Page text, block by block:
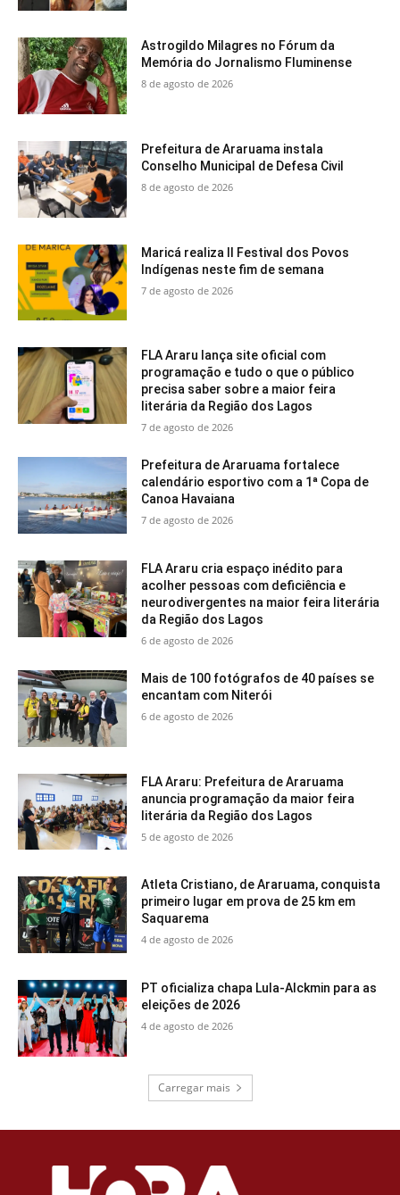
Astrogildo Milagres no Fórum da
Memória do Jornalismo Fluminense
8 de agosto de 2026
Prefeitura de Araruama instala
Conselho Municipal de Defesa Civil
8 de agosto de 2026
Maricá realiza II Festival dos Povos
Indígenas neste fim de semana
7 de agosto de 2026
FLA Araru lança site oficial com
programação e tudo o que o público
precisa saber sobre a maior feira
literária da Região dos Lagos
7 de agosto de 2026
Prefeitura de Araruama fortalece
calendário esportivo com a 1ª Copa de
Canoa Havaiana
7 de agosto de 2026
FLA Araru cria espaço inédito para
acolher pessoas com deficiência e
neurodivergentes na maior feira literária
da Região dos Lagos
6 de agosto de 2026
Mais de 100 fotógrafos de 40 países se
encantam com Niterói
6 de agosto de 2026
FLA Araru: Prefeitura de Araruama
anuncia programação da maior feira
literária da Região dos Lagos
5 de agosto de 2026
Atleta Cristiano, de Araruama, conquista
primeiro lugar em prova de 25 km em
Saquarema
4 de agosto de 2026
PT oficializa chapa Lula-Alckmin para as
eleições de 2026
4 de agosto de 2026
Carregar mais